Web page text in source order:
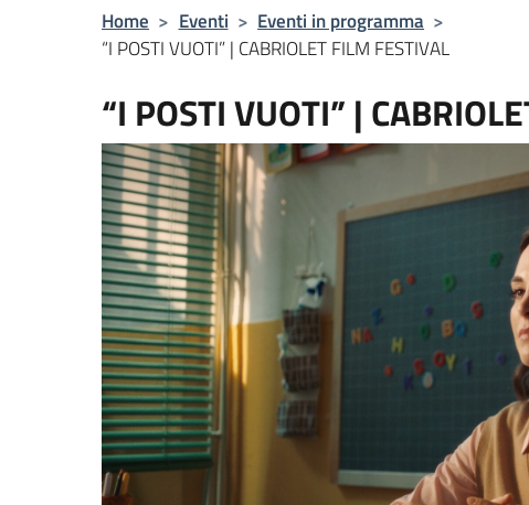
Home > Eventi > Eventi in programma >
“I POSTI VUOTI” | CABRIOLET FILM FESTIVAL
“I POSTI VUOTI” |